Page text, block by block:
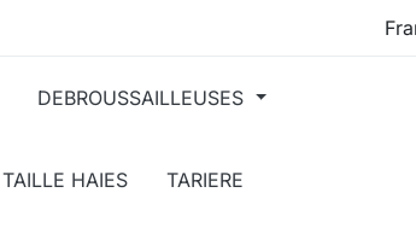
DEBROUSSAILLEUSES
TAILLE HAIES TARIERE